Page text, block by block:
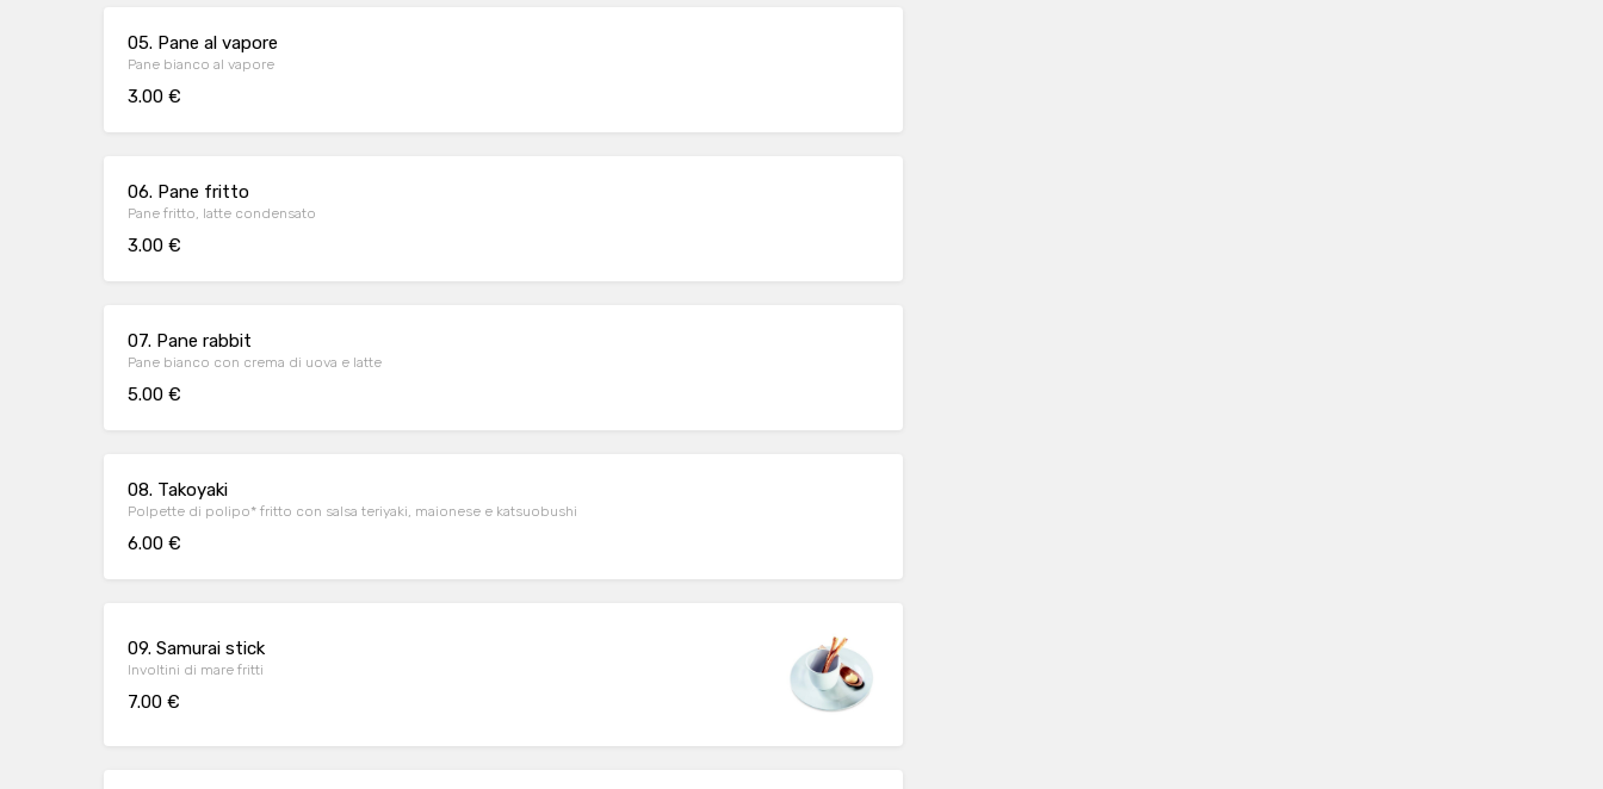
05. Pane al vapore
Pane bianco al vapore
3.00 €
06. Pane fritto
Pane fritto, latte condensato
3.00 €
07. Pane rabbit
Pane bianco con crema di uova e latte
5.00 €
08. Takoyaki
Polpette di polipo* fritto con salsa teriyaki, maionese e katsuobushi
6.00 €
09. Samurai stick
Involtini di mare fritti
7.00 €